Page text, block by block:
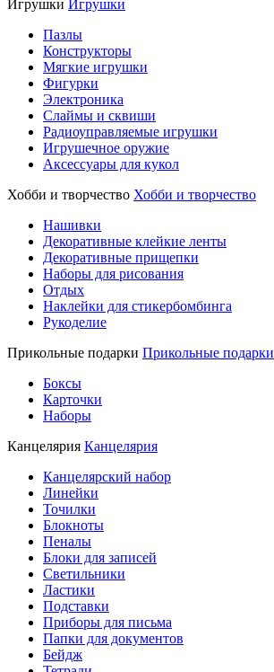
Игрушки Игрушки
Пазлы
Конструкторы
Мягкие игрушки
Фигурки
Электроника
Слаймы и сквиши
Радиоуправляемые игрушки
Игрушечное оружие
Аксессуары для кукол
Хобби и творчество Хобби и творчество
Нашивки
Декоративные клейкие ленты
Декоративные прищепки
Наборы для рисования
Отдых
Наклейки для стикербомбинга
Рукоделие
Прикольные подарки Прикольные подарки
Боксы
Карточки
Наборы
Канцелярия Канцелярия
Канцелярский набор
Линейки
Точилки
Блокноты
Пеналы
Блоки для записей
Светильники
Ластики
Подставки
Приборы для письма
Папки для документов
Бейдж